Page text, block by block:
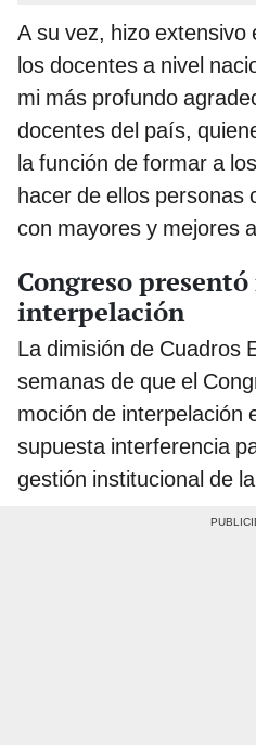
A su vez, hizo extensivo
los docentes a nivel
mi más profundo
docentes del país,
la función de formar a
hacer de ellos personas
con mayores y mejores
Congreso
interpelación
La dimisión de Cuadros
semanas de que el
moción de interpelación
supuesta interferencia
gestión institucional de